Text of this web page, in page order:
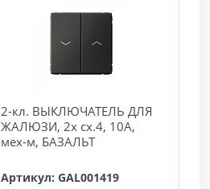
2-кл. ВЫКЛЮЧАТЕЛЬ ДЛЯ
ЖАЛЮЗИ, 2х сх.4, 10А,
мех-м, БАЗАЛЬТ
Артикул: GAL001419